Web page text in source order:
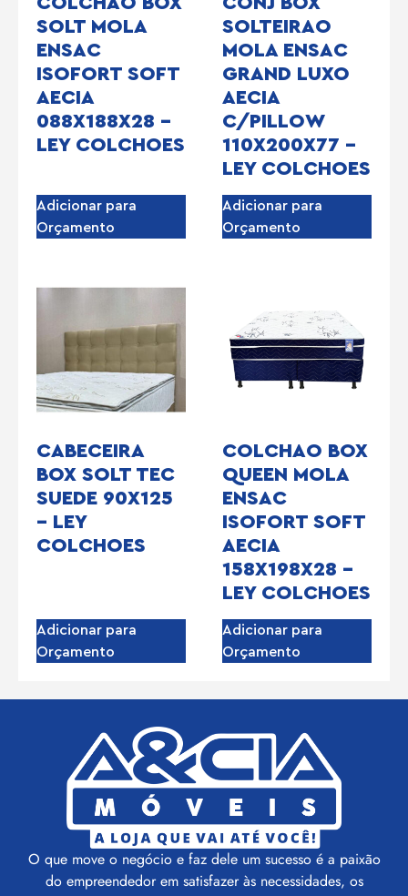
SOLT MOLA
ENSAC
ISOFORT SOFT
AECIA
088X188X28 –
LEY COLCHOES
Adicionar para
Orçamento
SOLTEIRAO
MOLA ENSAC
GRAND LUXO
AECIA
C/PILLOW
110X200X77 –
LEY COLCHOES
Adicionar para
Orçamento
CABECEIRA
BOX SOLT TEC
SUEDE 90X125
– LEY
COLCHOES
Adicionar para
Orçamento
COLCHAO BOX
QUEEN MOLA
ENSAC
ISOFORT SOFT
AECIA
158X198X28 –
LEY COLCHOES
Adicionar para
Orçamento
O que move o negócio e faz dele um sucesso é a paixão
do empreendedor em satisfazer às necessidades, os